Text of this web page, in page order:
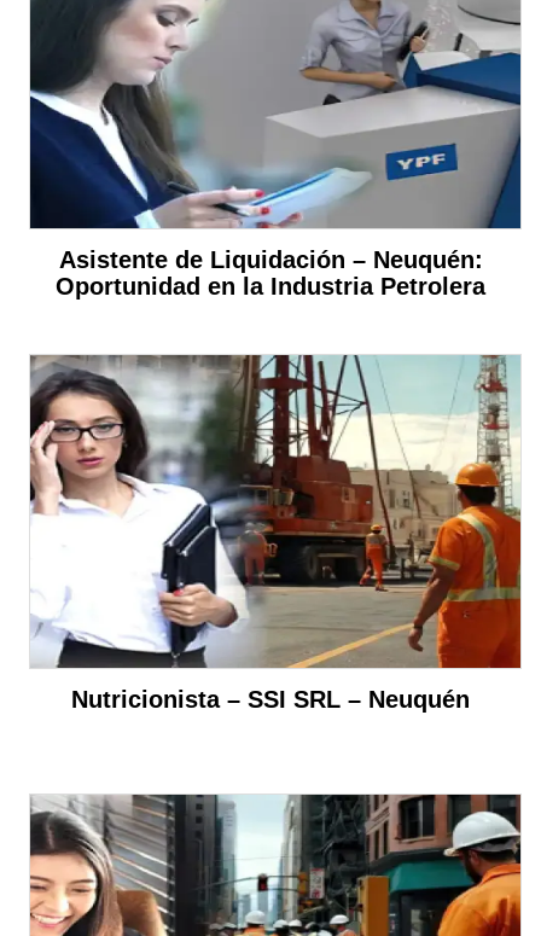
Asistente de Liquidación – Neuquén:
Oportunidad en la Industria Petrolera
Nutricionista – SSI SRL – Neuquén